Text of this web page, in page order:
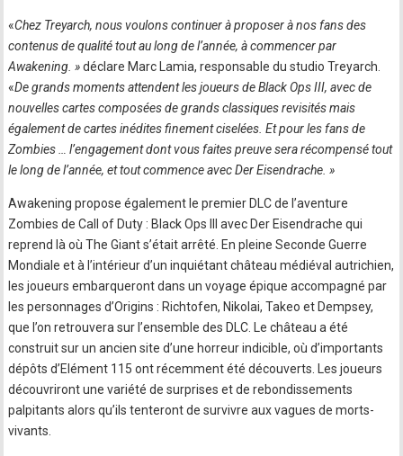
«Chez Treyarch, nous voulons continuer à proposer à nos fans des
contenus de qualité tout au long de l’année, à commencer par
Awakening. »déclare Marc Lamia, responsable du studio Treyarch.
«De grands moments attendent les joueurs de Black Ops III, avec de
nouvelles cartes composées de grands classiques revisités mais
également de cartes inédites finement ciselées. Et pour les fans de
Zombies … l’engagement dont vous faites preuve sera récompensé tout
le long de l’année, et tout commence avec Der Eisendrache. »
Awakening propose également le premier DLC de l’aventure
Zombies de Call of Duty : Black Ops III avec Der Eisendrache qui
reprend là où The Giant s’était arrêté. En pleine Seconde Guerre
Mondiale et à l’intérieur d’un inquiétant château médiéval autrichien,
les joueurs embarqueront dans un voyage épique accompagné par
les personnages d’Origins : Richtofen, Nikolai, Takeo et Dempsey,
que l’on retrouvera sur l’ensemble des DLC. Le château a été
construit sur un ancien site d’une horreur indicible, où d’importants
dépôts d’Elément 115 ont récemment été découverts. Les joueurs
découvriront une variété de surprises et de rebondissements
palpitants alors qu’ils tenteront de survivre aux vagues de morts-
vivants.